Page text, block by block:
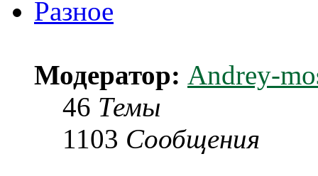
Разное
Модератор: Andrey-
46 Темы
1103 Сообщения